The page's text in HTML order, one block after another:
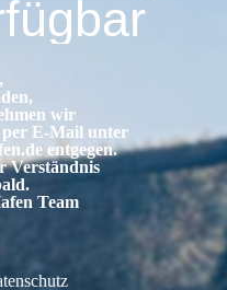
wir
per E-Mail unter
entgegen.
Verständnis
Team